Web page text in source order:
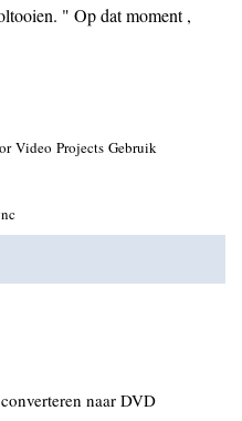
" Op dat moment ,
Video Projects Gebruik
naar DVD